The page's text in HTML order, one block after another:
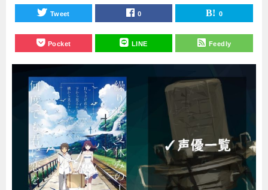
Tweet 0 0
Pocket LINE Feedly